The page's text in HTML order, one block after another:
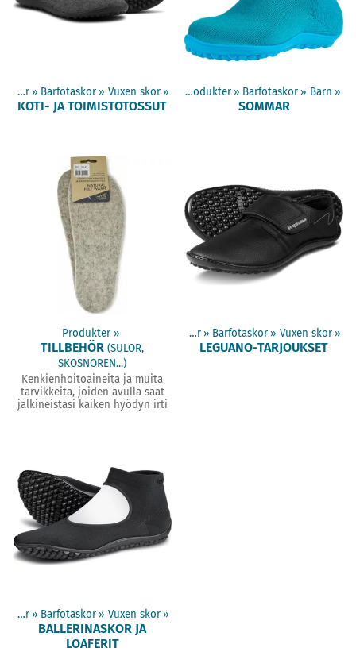
Produkter ‪» Barfotaskor ‪» Vuxen skor ‪»
KOTI- JA TOIMISTOTOSSUT
Produkter ‪» Barfotaskor ‪» Barn ‪»
SOMMAR
Produkter ‪»
TILLBEHÖR (SULOR,
SKOSNÖREN...)
Kenkienhoitoaineita ja muita
tarvikkeita, joiden avulla saat
jalkineistasi kaiken hyödyn irti
Produkter ‪» Barfotaskor ‪» Vuxen skor ‪»
LEGUANO-TARJOUKSET
Produkter ‪» Barfotaskor ‪» Vuxen skor ‪»
BALLERINASKOR JA
LOAFERIT